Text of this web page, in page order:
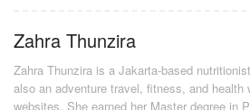
Zahra Thunzira
Zahra Thunzira is a Jakarta-based
also an adventure travel, fitness, and health
websites. She earned her Master degree in